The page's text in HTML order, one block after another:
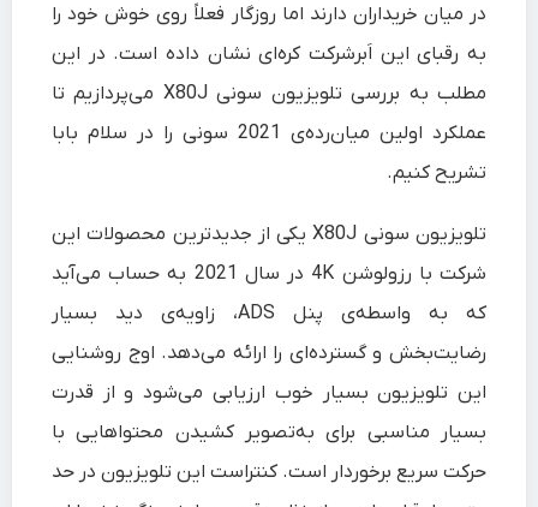
در میان خریداران دارند اما روزگار فعلاً روی خوش خود را
به رقبای این اَبرشرکت کره‌ای نشان داده است. در این
مطلب بهبررسی تلویزیون سونی X80J
می‌پردازیم تا
عملکرد اولین میان‌رده‌ی 2021 سونی را در سلام‌ بابا
تشریح کنیم.
تلویزیون سونی X80J
یکی از جدیدترین محصولات این
شرکت با رزولوشن 4K در سال 2021 به حساب می‌آید
که به واسطه‌ی پنل ADS، زاویه‌ی دید بسیار
رضایت‌بخش و گسترده‌ای را ارائه می‌دهد. اوج روشنایی
این تلویزیون بسیار خوب ارزیابی می‌شود و از قدرت
بسیار مناسبی برای به‌تصویر کشیدن محتواهایی با
حرکت سریع برخوردار است. کنتراست این تلویزیون در حد